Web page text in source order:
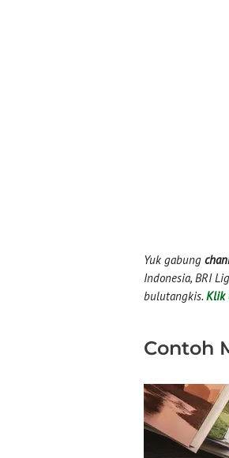
Yuk gabung
Indonesia, BRI
bulutangkis. Klik
Contoh